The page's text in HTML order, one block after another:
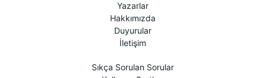
Yazarlar
Hakkımızda
Duyurular
İletişim
Sıkça Sorulan Sorular